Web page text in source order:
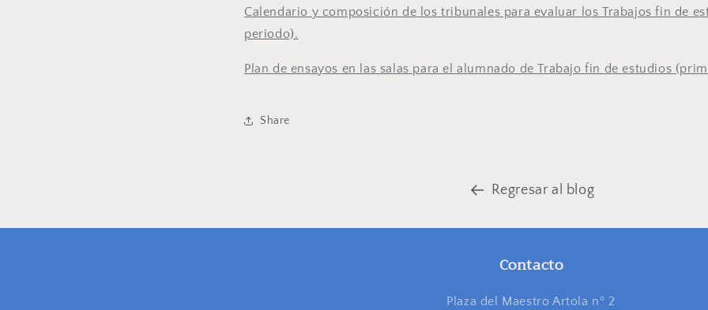
Calendario y composición de los tribunales para evaluar los Trabajos fin de
periodo).
Plan de ensayos en las salas para el alumnado de Trabajo fin de estudios
Share
Regresar al blog
Contacto
Plaza del Maestro Artola nº 2